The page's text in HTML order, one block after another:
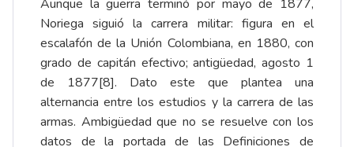
Aunque la guerra terminó por mayo de 1877,
Noriega siguió la carrera militar: figura en el
escalafón de la Unión Colombiana, en 1880, con
grado de capitán efectivo; antigüedad, agosto 1
de 1877[8]. Dato este que plantea una
alternancia entre los estudios y la carrera de las
armas. Ambigüedad que no se resuelve con los
datos de la portada de las Definiciones de